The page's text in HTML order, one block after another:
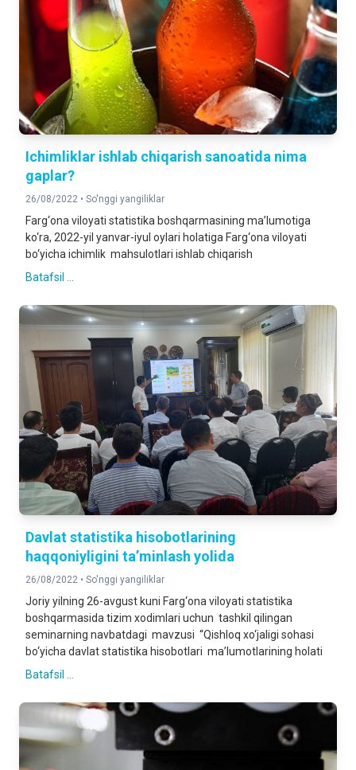
Ichimliklar ishlab chiqarish sanoatida nima
gaplar?
26/08/2022 • So'nggi yangiliklar
Farg‘ona viloyati statistika boshqarmasining ma’lumotiga
ko‘ra, 2022-yil yanvar-iyul oylari holatiga Farg‘ona viloyati
bo‘yicha ichimlik mahsulotlari ishlab chiqarish
Batafsil ...
Davlat statistika hisobotlarining
haqqoniyligini ta’minlash yolida
26/08/2022 • So'nggi yangiliklar
Joriy yilning 26-avgust kuni Farg‘ona viloyati statistika
boshqarmasida tizim xodimlari uchun tashkil qilingan
seminarning navbatdagi mavzusi “Qishloq xo‘jaligi sohasi
bo‘yicha davlat statistika hisobotlari ma’lumotlarining holati
Batafsil ...